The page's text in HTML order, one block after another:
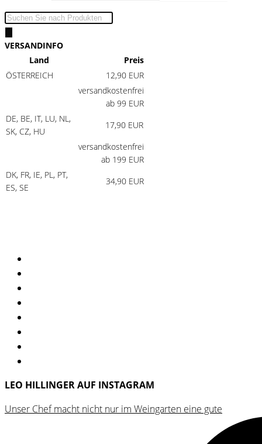
Sweet
Products
search
VERSANDINFO
Land
Preis
ÖSTERREICH
12,90 EUR
versandkostenfrei
ab 99 EUR
DE, BE, IT, LU, NL,
SK, CZ, HU
17,90 EUR
versandkostenfrei
ab 199 EUR
DK, FR, IE, PL, PT,
ES, SE
34,90 EUR
LEO HILLINGER AUF INSTAGRAM
Unser Chef macht nicht nur im Weingarten eine gute